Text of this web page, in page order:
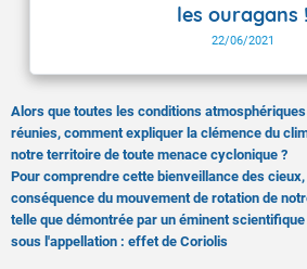
les ouragans !
22/06/2021
Alors que toutes les conditions
réunies, comment expliquer la clémence du
notre territoire de toute menace cyclonique ?
Pour comprendre cette bienveillance des
conséquence du mouvement de rotation de
telle que démontrée par un éminent
sous l'appellation : effet de Coriolis